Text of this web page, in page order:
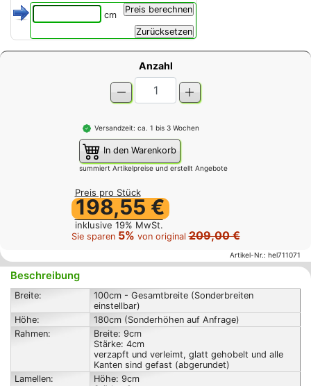
cm
Anzahl
Versandzeit: ca. 1 bis 3 Wochen
In den Warenkorb
summiert Artikelpreise und erstellt Angebote
Preis pro Stück
198,55 €
inklusive 19% MwSt.
Sie sparen 5% von original209,00 €
Artikel-Nr.: hel711071
Beschreibung
Breite:
100cm - Gesamtbreite (Sonderbreiten
einstellbar)
Höhe:
180cm (Sonderhöhen auf Anfrage)
Rahmen:
Breite: 9cm
Stärke: 4cm
verzapft und verleimt, glatt gehobelt und alle
Kanten sind gefast (abgerundet)
Lamellen:
Höhe: 9cm